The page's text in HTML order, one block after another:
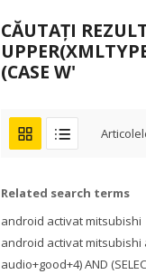
CĂUTAȚI
(CASE W'
Related search terms
android activat mitsubishi
android activat mitsubishi
audio+good+4) AND